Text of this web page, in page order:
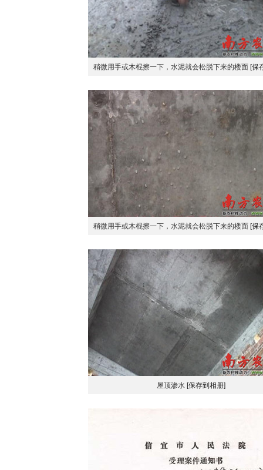
稍微用手或木棍擦一下，水泥就会松脱下来的楼面 [保
稍微用手或木棍擦一下，水泥就会松脱下来的楼面 [保
屋顶渗水 [保存到相册]